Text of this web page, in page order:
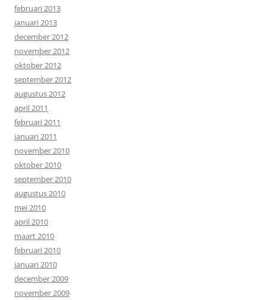
februari 2013
januari 2013
december 2012
november 2012
oktober 2012
september 2012
augustus 2012
april 2011
februari 2011
januari 2011
november 2010
oktober 2010
september 2010
augustus 2010
mei 2010
april 2010
maart 2010
februari 2010
januari 2010
december 2009
november 2009